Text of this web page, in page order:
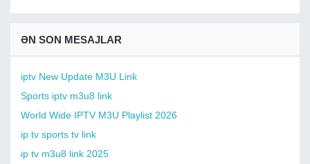
ƏN SON MESAJLAR
iptv New Update M3U Link
Sports iptv m3u8 link
World Wide IPTV M3U Playlist 2026
ip tv sports tv link
ip tv m3u8 link 2025